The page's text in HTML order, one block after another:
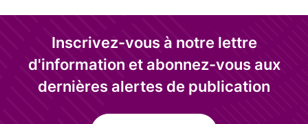
Inscrivez-vous à notre lettre
d'information et abonnez-vous aux
dernières alertes de publication